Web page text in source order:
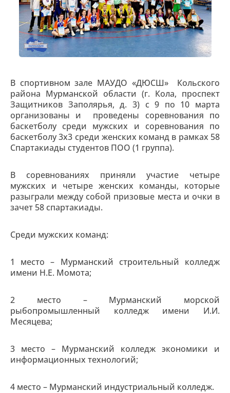
В спортивном зале МАУДО «ДЮСШ» Кольского
района Мурманской области (г. Кола, проспект
Защитников Заполярья, д. 3) с 9 по 10 марта
организованы и проведены соревнования по
баскетболу среди мужских и соревнования по
баскетболу 3х3 среди женских команд в рамках 58
Спартакиады студентов ПОО (1 группа).
В соревнованиях приняли участие четыре
мужских и четыре женских команды, которые
разыграли между собой призовые места и очки в
зачет 58 спартакиады.
Среди мужских команд:
1 место – Мурманский строительный колледж
имени Н.Е. Момота;
2 место – Мурманский морской
рыбопромышленный колледж имени И.И.
Месяцева;
3 место – Мурманский колледж экономики и
информационных технологий;
4 место – Мурманский индустриальный колледж.